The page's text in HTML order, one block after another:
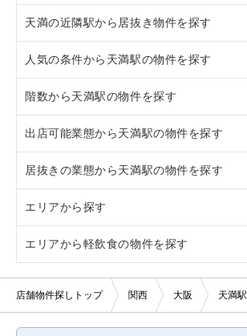
桜ノ宮
大阪
京橋
福島
天満の近隣駅から居抜き物件を探す
桜ノ宮
大阪
京橋
福島
人気の条件から天満駅の物件を探す
居抜き
スケルトン
ロードサイド物件
駐車場あり
看板取り付け可
10坪以下
階数から天満駅の物件を探す
1階
2階
3階以上
出店可能業態から天満駅の物件を探す
重飲食
軽飲食
バー・クラブ
美容室・理容室
居抜きの業態から天満駅の物件を探す
フランス料理
焼肉
鉄板焼き・お好み焼
エリアから探す
大阪
京都
エリアから軽飲食の物件を探す
大阪
店舗物件探しトップ 関西 大阪 天満駅